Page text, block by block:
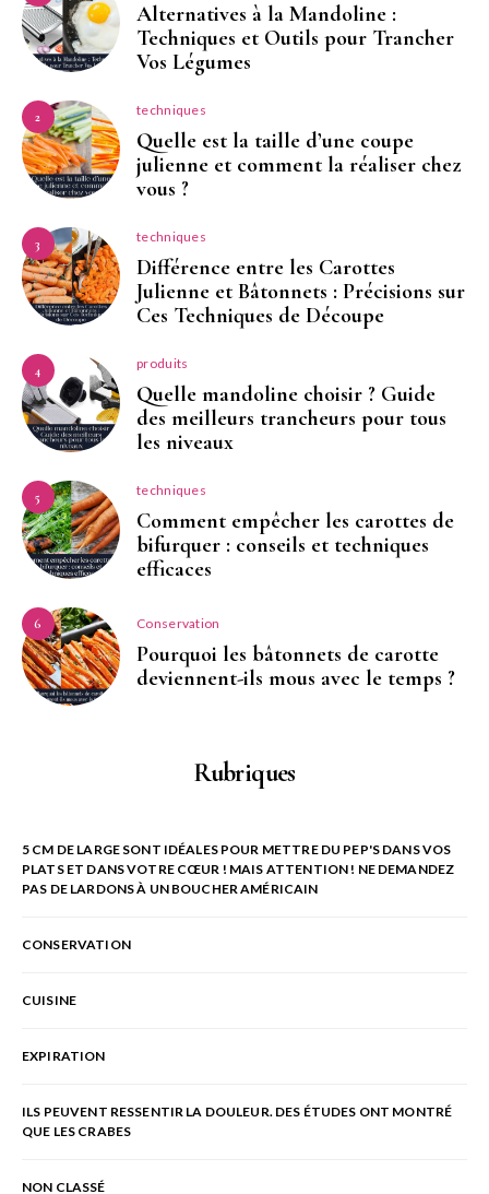
Alternatives à la Mandoline :
Techniques et Outils pour Trancher
Vos Légumes
2 techniques
Quelle est la taille d’une coupe
julienne et comment la réaliser chez
vous ?
3 techniques
Différence entre les Carottes
Julienne et Bâtonnets : Précisions sur
Ces Techniques de Découpe
4 produits
Quelle mandoline choisir ? Guide
des meilleurs trancheurs pour tous
les niveaux
5 techniques
Comment empêcher les carottes de
bifurquer : conseils et techniques
efficaces
6 Conservation
Pourquoi les bâtonnets de carotte
deviennent-ils mous avec le temps ?
Rubriques
5 CM DE LARGE SONT IDÉALES POUR METTRE DU PEP'S DANS VOS
PLATS ET DANS VOTRE CŒUR ! MAIS ATTENTION ! NE DEMANDEZ
PAS DE LARDONS À UN BOUCHER AMÉRICAIN
CONSERVATION
CUISINE
EXPIRATION
ILS PEUVENT RESSENTIR LA DOULEUR. DES ÉTUDES ONT MONTRÉ
QUE LES CRABES
NON CLASSÉ